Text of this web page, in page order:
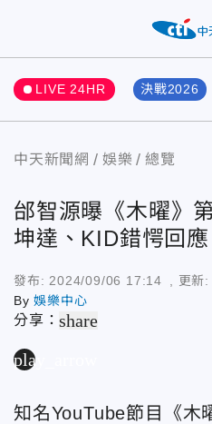
LIVE 24HR 決戰2026
中天新聞網 娛樂 總覽
邰智源曝《木曜》
坤達、KID錯愕回
發布: 2024/09/06 17:14 , 更新:
By娛樂中心
分享：share
play_arrow
知名YouTube節目《木